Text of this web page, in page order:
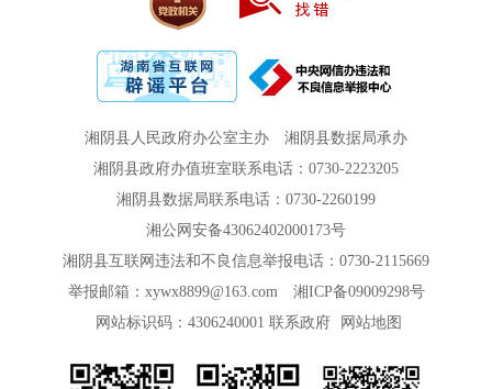
湘阴县人民政府办公室主办
湘阴县数据局承办
湘阴县政府办值班室联系电话：0730-2223205
湘阴县数据局联系电话：0730-2260199
湘公网安备43062402000173号
湘阴县互联网违法和不良信息举报电话：0730-2115669
举报邮箱：xywx8899@163.com
湘ICP备09009298号
网站标识码：4306240001 联系政府 网站地图